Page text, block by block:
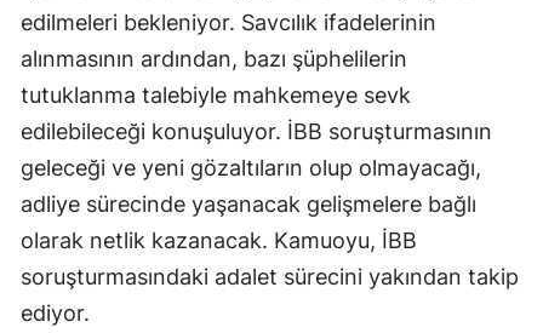
edilmeleri bekleniyor. Savcılık ifadelerinin
alınmasının ardından, bazı şüphelilerin
tutuklanma talebiyle mahkemeye sevk
edilebileceği konuşuluyor. İBB soruşturmasının
geleceği ve yeni gözaltıların olup olmayacağı,
adliye sürecinde yaşanacak gelişmelere bağlı
olarak netlik kazanacak. Kamuoyu, İBB
soruşturmasındaki adalet sürecini yakından takip
ediyor.